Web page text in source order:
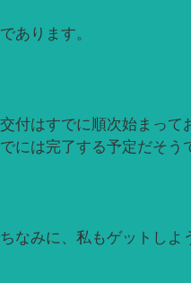
であります。
交付はすでに順次始まって
でには完了する予定だそう
ちなみに、私もゲットしよ